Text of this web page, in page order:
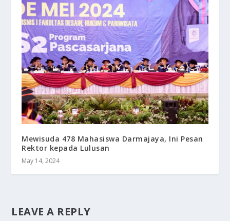
Mewisuda 478 Mahasiswa Darmajaya, Ini Pesan
Rektor kepada Lulusan
May 14, 2024
LEAVE A REPLY